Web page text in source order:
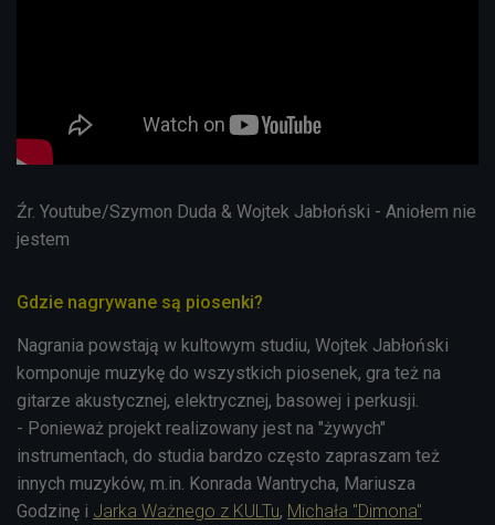
Źr. Youtube/Szymon Duda & Wojtek Jabłoński - Aniołem nie
jestem
Gdzie nagrywane są piosenki?
Nagrania powstają w kultowym studiu, Wojtek Jabłoński
komponuje muzykę do wszystkich piosenek, gra też na
gitarze akustycznej, elektrycznej, basowej i perkusji.
- Ponieważ projekt realizowany jest na "żywych"
instrumentach, do studia bardzo często zapraszam też
innych muzyków, m.in. Konrada Wantrycha, Mariusza
Godzinę i Jarka Ważnego z KULTu, Michała "Dimona"